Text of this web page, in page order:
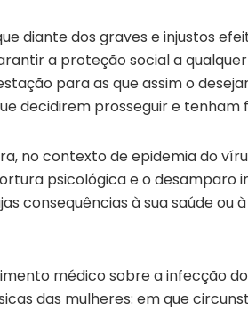
diante dos graves e injustos
a proteção social a
para as que assim o
decidirem prosseguir e tenham
no contexto de epidemia do
psicológica e o desamparo
consequências à sua saúde ou
médico sobre a infecção
das mulheres: em que